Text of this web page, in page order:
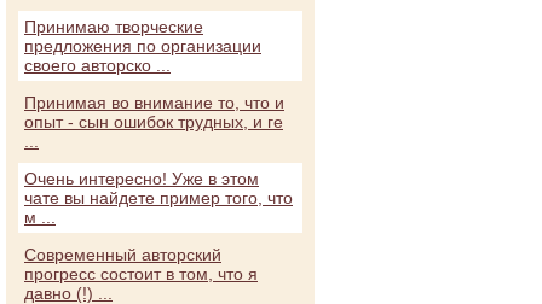
Принимаю творческие
предложения по организации
своего авторско ...
Принимая во внимание то, что и
опыт - сын ошибок трудных, и ге
Очень интересно! Уже в этом
чате вы найдете пример того, что
м ...
Современный авторский
прогресс состоит в том, что я
давно (!) ...